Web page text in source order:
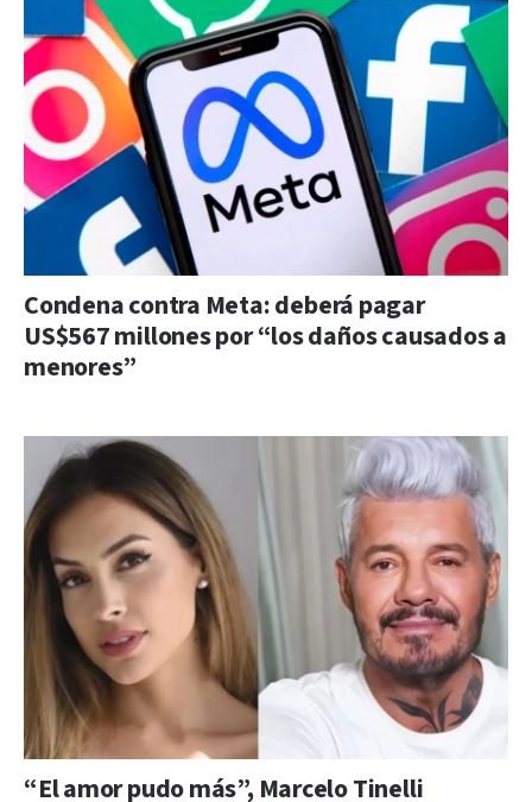
Condena contra Meta: deberá pagar
US$567 millones por “los daños causados a
menores”
“El amor pudo más”, Marcelo Tinelli